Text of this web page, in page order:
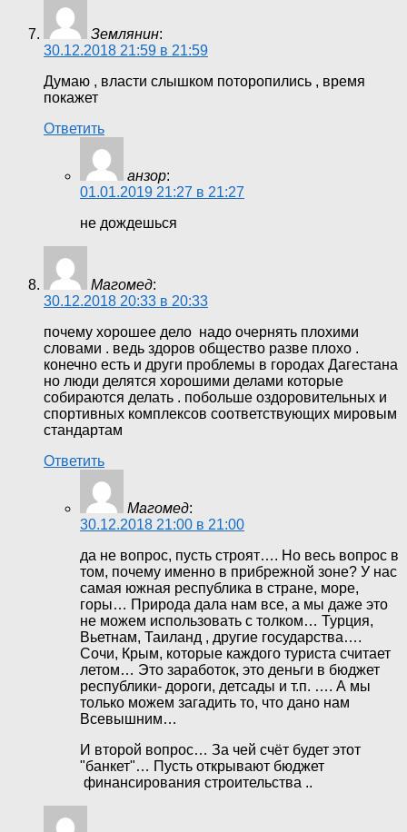
Землянин:
30.12.2018 21:59 в 21:59
Думаю , власти слышком поторопились , время
покажет
Ответить
анзор:
01.01.2019 21:27 в 21:27
не дождешься
Магомед:
30.12.2018 20:33 в 20:33
почему хорошее дело надо очернять плохими
словами . ведь здоров общество разве плохо .
конечно есть и други проблемы в городах Дагестана
но люди делятся хорошими делами которые
собираются делать . побольше оздоровительных и
спортивных комплексов соответствующих мировым
стандартам
Ответить
Магомед:
30.12.2018 21:00 в 21:00
да не вопрос, пусть строят…. Но весь вопрос в
том, почему именно в прибрежной зоне? У нас
самая южная республика в стране, море,
горы… Природа дала нам все, а мы даже это
не можем использовать с толком… Турция,
Вьетнам, Таиланд , другие государства….
Сочи, Крым, которые каждого туриста считает
летом… Это заработок, это деньги в бюджет
республики- дороги, детсады и т.п. …. А мы
только можем загадить то, что дано нам
Всевышним…
И второй вопрос… За чей счёт будет этот
"банкет"… Пусть открывают бюджет
финансирования строительства ..